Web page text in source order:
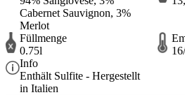
Cabernet Sauvignon, 3%
Merlot
Füllmenge
0.75l
Info
Enthält Sulfite - Hergestellt
in Italien